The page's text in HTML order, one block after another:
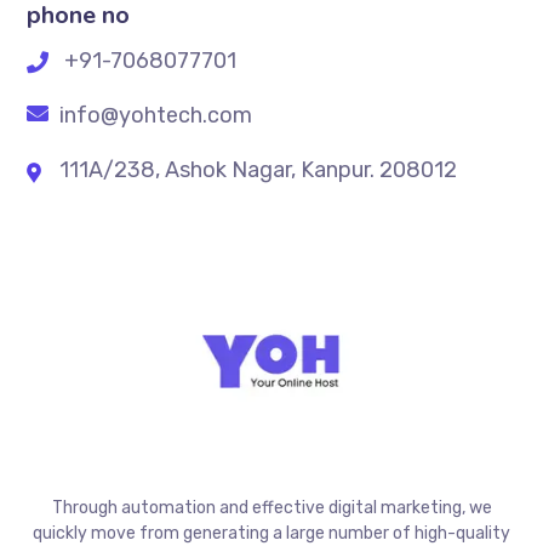
phone no
+91-7068077701
info@yohtech.com
111A/238, Ashok Nagar, Kanpur. 208012
Through automation and effective digital marketing, we
quickly move from generating a large number of high-quality